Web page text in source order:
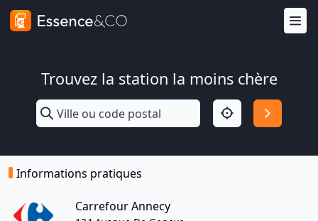
Trouvez la station la moins chère
Informations pratiques
Carrefour Annecy